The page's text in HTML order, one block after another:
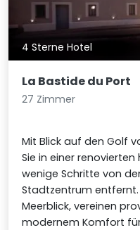
4 Sterne Hotel
La Bastide du Port
27 Zimmer
Mit Blick auf den Golf
Sie in einer
wenige Schritte von
Stadtzentrum entfernt.
Meerblick, vereinen
modernem Komfort